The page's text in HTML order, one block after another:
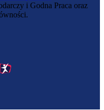
i Godna Praca oraz